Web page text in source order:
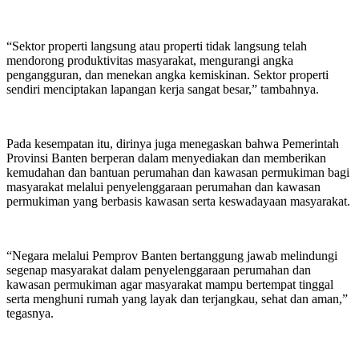
“Sektor properti langsung atau properti tidak langsung telah
mendorong produktivitas masyarakat, mengurangi angka
pengangguran, dan menekan angka kemiskinan. Sektor properti
sendiri menciptakan lapangan kerja sangat besar,” tambahnya.
Pada kesempatan itu, dirinya juga menegaskan bahwa Pemerintah
Provinsi Banten berperan dalam menyediakan dan memberikan
kemudahan dan bantuan perumahan dan kawasan permukiman bagi
masyarakat melalui penyelenggaraan perumahan dan kawasan
permukiman yang berbasis kawasan serta keswadayaan masyarakat.
“Negara melalui Pemprov Banten bertanggung jawab melindungi
segenap masyarakat dalam penyelenggaraan perumahan dan
kawasan permukiman agar masyarakat mampu bertempat tinggal
serta menghuni rumah yang layak dan terjangkau, sehat dan aman,”
tegasnya.